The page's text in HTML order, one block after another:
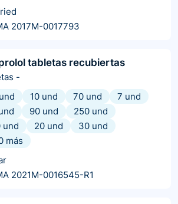
2017M-0017793
tabletas recubiertas
-
10 und 70 und
7 und
90 und
250 und
und
20 und
30 und
más
2021M-0016545-R1